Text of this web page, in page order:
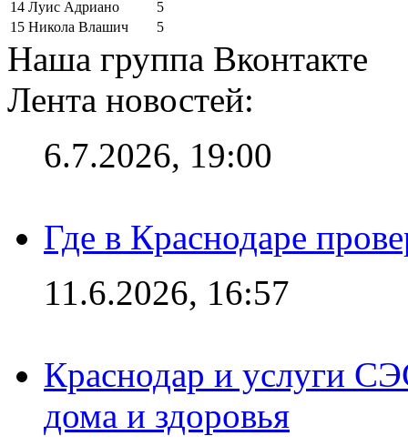
14 Луис Адриано
5
15 Никола Влашич 5
Наша группа Вконтакте
Лента новостей:
6.7.2026, 19:00
Где в Краснодаре
11.6.2026, 16:57
Краснодар и услуги
дома и здоровья